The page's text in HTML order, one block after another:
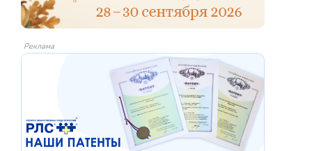
Реклама